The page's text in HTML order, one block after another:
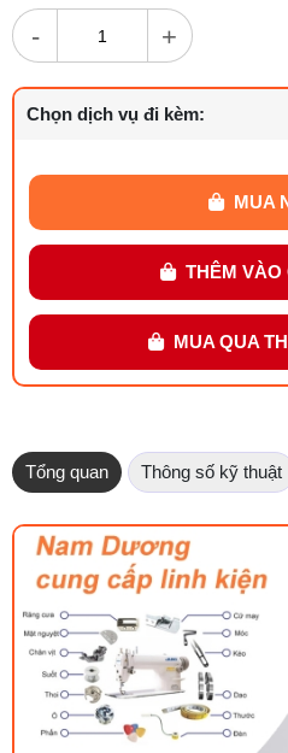
- +
Chọn dịch vụ đi kèm:
MUA
THÊM VÀO
MUA QUA
Tổng quan Thông số kỹ thuật